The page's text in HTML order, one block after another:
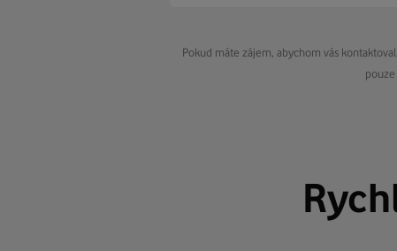
Pokud máte zájem, abychom vás